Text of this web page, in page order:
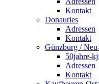
Kontakt
Donauries
Adressen
Kontakt
Günzburg /
50jahre-
Adressen
Kontakt